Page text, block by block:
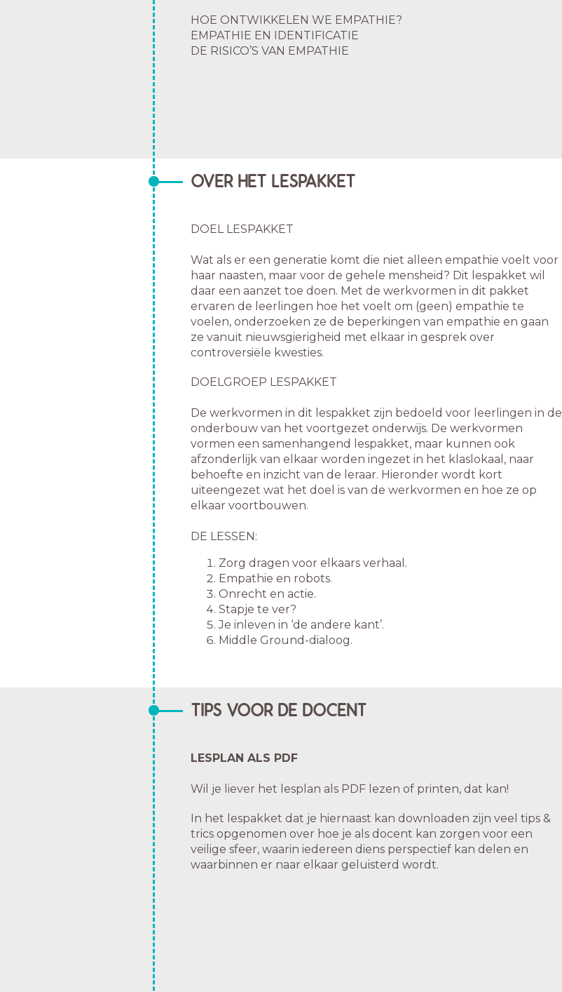
HOE ONTWIKKELEN WE EMPATHIE?
EMPATHIE EN IDENTIFICATIE
DE RISICO’S VAN EMPATHIE
OVER HET LESPAKKET
DOEL LESPAKKET
Wat als er een generatie komt die niet alleen empathie voelt voor
haar naasten, maar voor de gehele mensheid? Dit lespakket wil
daar een aanzet toe doen. Met de werkvormen in dit pakket
ervaren de leerlingen hoe het voelt om (geen) empathie te
voelen, onderzoeken ze de beperkingen van empathie en gaan
ze vanuit nieuwsgierigheid met elkaar in gesprek over
controversiële kwesties.
DOELGROEP LESPAKKET
De werkvormen in dit lespakket zijn bedoeld voor leerlingen in de
onderbouw van het voortgezet onderwijs. De werkvormen
vormen een samenhangend lespakket, maar kunnen ook
afzonderlijk van elkaar worden ingezet in het klaslokaal, naar
behoefte en inzicht van de leraar. Hieronder wordt kort
uiteengezet wat het doel is van de werkvormen en hoe ze op
elkaar voortbouwen.
DE LESSEN:
Zorg dragen voor elkaars verhaal.
Empathie en robots.
Onrecht en actie.
Stapje te ver?
Je inleven in ‘de andere kant’.
Middle Ground-dialoog.
TIPS VOOR DE DOCENT
LESPLAN ALS PDF
Wil je liever het lesplan als PDF lezen of printen, dat kan!
In het lespakket dat je hiernaast kan downloaden zijn veel tips &
trics opgenomen over hoe je als docent kan zorgen voor een
veilige sfeer, waarin iedereen diens perspectief kan delen en
waarbinnen er naar elkaar geluisterd wordt.